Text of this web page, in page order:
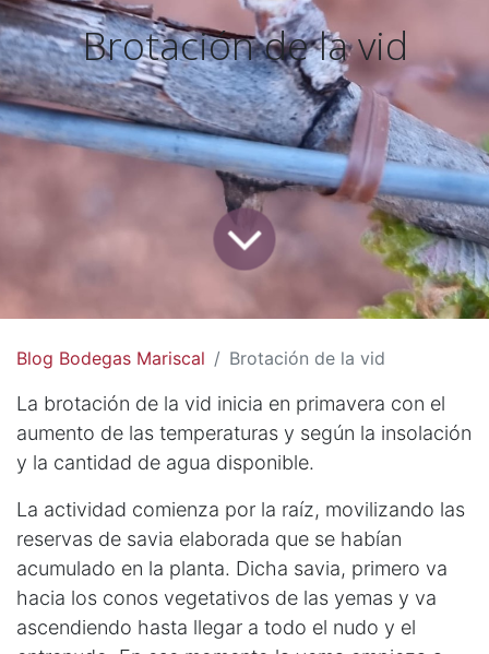
Brotación de la vid
Blog Bodegas Mariscal Brotación de la vid
La brotación de la vid inicia en primavera con el
aumento de las temperaturas y según la insolación
y la cantidad de agua disponible.
La actividad comienza por la raíz, movilizando las
reservas de savia elaborada que se habían
acumulado en la planta. Dicha savia, primero va
hacia los conos vegetativos de las yemas y va
ascendiendo hasta llegar a todo el nudo y el